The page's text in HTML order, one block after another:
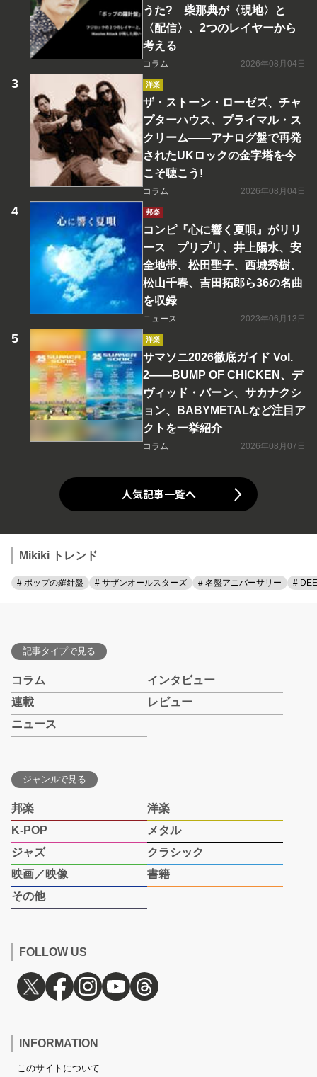
うた? 柴那典が〈現地〉と
〈配信〉、2つのレイヤーから
考える
コラム 2026年08月04日
洋楽
ザ・ストーン・ローゼズ、チャ
プターハウス、プライマル・ス
クリーム――アナログ盤で再発
されたUKロックの金字塔を今
こそ聴こう!
コラム 2026年08月04日
邦楽
コンピ『心に響く夏唄』がリリ
ース プリプリ、井上陽水、安
全地帯、松田聖子、西城秀樹、
松山千春、吉田拓郎ら36の名曲
を収録
ニュース 2023年06月13日
洋楽
サマソニ2026徹底ガイド Vol.
2――BUMP OF CHICKEN、デ
ヴィッド・バーン、サカナクシ
ョン、BABYMETALなど注目ア
クトを一挙紹介
コラム 2026年08月07日
人気記事一覧へ
Mikiki トレンド
# ポップの羅針盤 # サザンオールスターズ # 名盤アニバーサリー #
記事タイプで見る
コラム
インタビュー
連載
レビュー
ニュース
ジャンルで見る
邦楽
洋楽
K-POP
メタル
ジャズ
クラシック
映画／映像
書籍
その他
FOLLOW US
INFORMATION
このサイトについて